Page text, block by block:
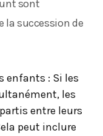
sont
la succession de
enfants : Si les
les
entre leurs
peut inclure